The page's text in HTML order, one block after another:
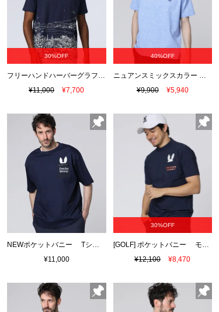
30%OFF
フリーハンドハーバーグラフィック Ｔシャツ
¥11,000
¥7,700
40%OFF
ニュアンスミックスカラー Tシャツ
¥9,900
¥5,940
¥11,000
30%OFF
¥12,100
¥8,470